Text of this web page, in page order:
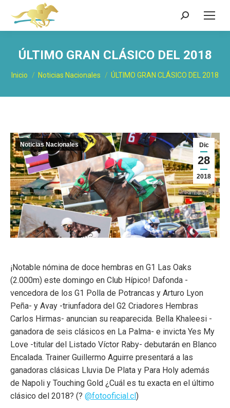
Buscar:
ÚLTIMO GRAN CLÁSICO DEL 2018
Estás aquí:
Inicio Noticias Nacionales ÚLTIMO GRAN CLÁSICO DEL 2018
Dic
28
2018
Noticias Nacionales
¡Notable nómina de doce hembras en G1 Las Oaks
(2.000m) este domingo en Club Hípico! Dafonda -
vencedora de los G1 Polla de Potrancas y Arturo Lyon
Peña- y Avay -triunfadora del G2 Criadores Hembras
Carlos Hirmas- anuncian su reaparecida. Bella Khaleesi -
ganadora de seis clásicos en La Palma- e invicta Yes My
Love -titular del Listado Víctor Raby- debutarán en Blanco
Encalada. Trainer Guillermo Aguirre presentará a las
ganadoras clásicas Lluvia De Plata y Para Holy además
de Napoli y Touching Gold ¿Cuál es tu exacta en el último
clásico del 2018? (? @fotooficial.cl)